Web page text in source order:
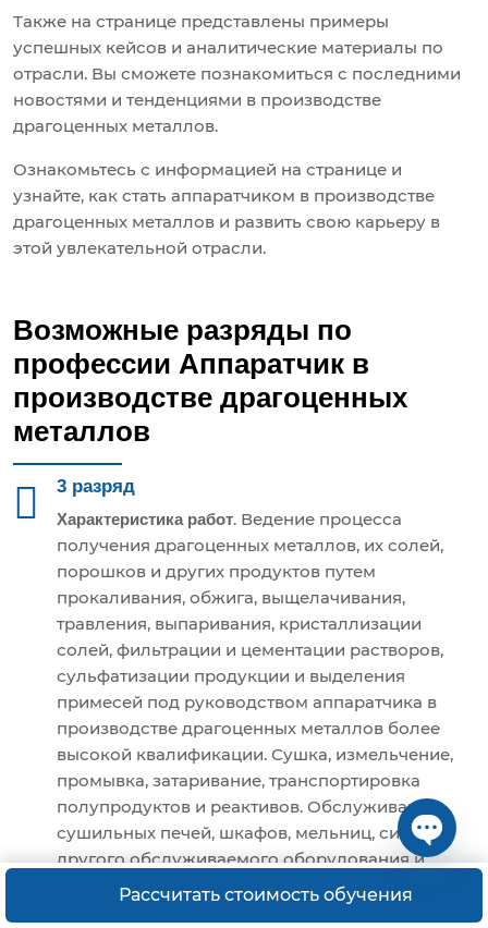
Также на странице представлены примеры
успешных кейсов и аналитические материалы по
отрасли. Вы сможете познакомиться с последними
новостями и тенденциями в производстве
драгоценных металлов.
Ознакомьтесь с информацией на странице и
узнайте, как стать аппаратчиком в производстве
драгоценных металлов и развить свою карьеру в
этой увлекательной отрасли.
Возможные разряды по
профессии Аппаратчик в
производстве драгоценных
металлов
3 разряд
Характеристика работ. Ведение процесса
получения драгоценных металлов, их солей,
порошков и других продуктов путем
прокаливания, обжига, выщелачивания,
травления, выпаривания, кристаллизации
солей, фильтрации и цементации растворов,
сульфатизации продукции и выделения
примесей под руководством аппаратчика в
производстве драгоценных металлов более
высокой квалификации. Сушка, измельчение,
промывка, затаривание, транспортировка
полупродуктов и реактивов. Обслуживание
сушильных печей, шкафов, мельниц, сит и
другого обслуживаемого оборудования и
участие в его ремонте.
Open
Рассчитать стоимость обучения